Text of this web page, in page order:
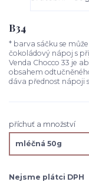
B34
* barva sáčku se
čokoládový nápoj s
Venda Chocco 33 je
obsahem
dáva přednost nápoji
příchuť a množství
Nejsme plátci DPH